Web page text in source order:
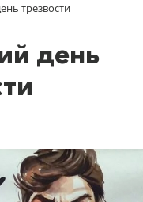
трезвости
день